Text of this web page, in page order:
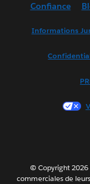
Confiance
Informations
© Copyright 2026
commerciales de